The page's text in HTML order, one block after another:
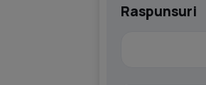
Raspunsuri